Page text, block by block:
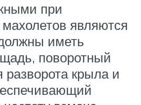
при
махолетов являются
иметь
поворотный
крыла и